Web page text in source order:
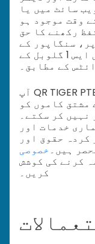
سائٹ میں یا
وقت موجود ہو
رکھنے کا حق
سنگاپور کے
قوانین کے تحت، اور جی ایس 1 گلوبل کے
کے مطابق۔
آپ QR TIGER PTE LTD کی کسی بھی ذہانتی مالکیت
مشتق کاموں کو
نہیں کر سکتے۔
خدمات اور
حقوق اور
ہیں۔ خصوصی
کرنے کی کوشش
کریں۔